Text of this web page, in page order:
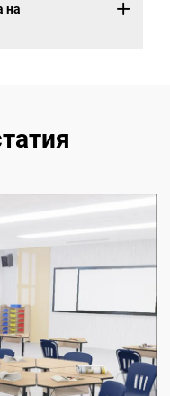
на